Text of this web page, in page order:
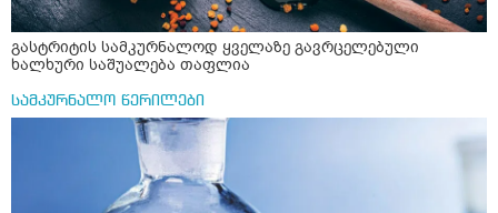
გასტრიტის სამკურნალოდ ყველაზე გავრცელებული
ხალხური საშუალება თაფლია
სამკურნალო წერილები